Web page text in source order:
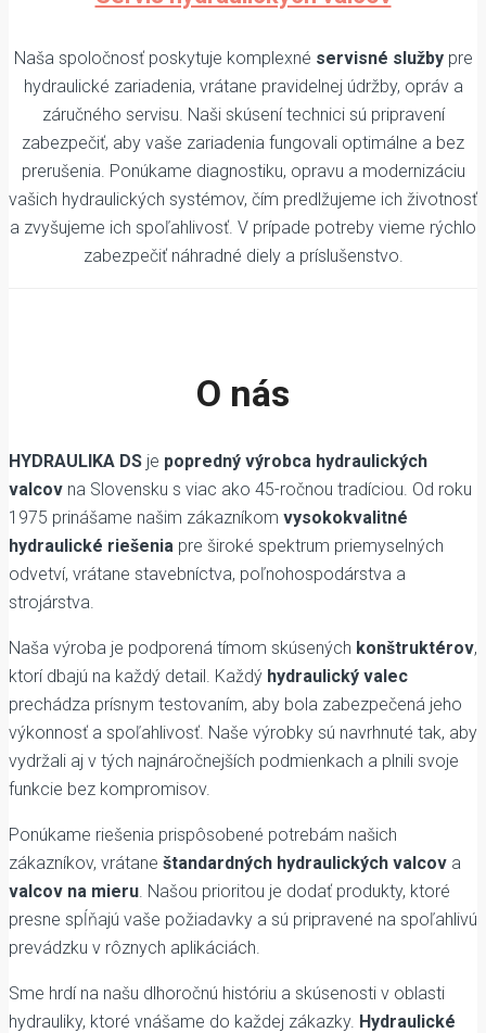
Naša spoločnosť poskytuje komplexné servisné službypre
hydraulické zariadenia, vrátane pravidelnej údržby, opráv a
záručného servisu. Naši skúsení technici sú pripravení
zabezpečiť, aby vaše zariadenia fungovali optimálne a bez
prerušenia. Ponúkame diagnostiku, opravu a modernizáciu
vašich hydraulických systémov, čím predlžujeme ich životnosť
a zvyšujeme ich spoľahlivosť. V prípade potreby vieme rýchlo
zabezpečiť náhradné diely a príslušenstvo.
O nás
HYDRAULIKA DS je popredný výrobca hydraulických
valcov na Slovensku s viac ako 45-ročnou tradíciou. Od roku
1975 prinášame našim zákazníkom vysokokvalitné
hydraulické riešenia pre široké spektrum priemyselných
odvetví, vrátane stavebníctva, poľnohospodárstva a
strojárstva.
Naša výroba je podporená tímom skúsených konštruktérov,
ktorí dbajú na každý detail. Každý hydraulický valec
prechádza prísnym testovaním, aby bola zabezpečená jeho
výkonnosť a spoľahlivosť. Naše výrobky sú navrhnuté tak, aby
vydržali aj v tých najnáročnejších podmienkach a plnili svoje
funkcie bez kompromisov.
Ponúkame riešenia prispôsobené potrebám našich
zákazníkov, vrátane štandardných hydraulických valcov a
valcov na mieru . Našou prioritou je dodať produkty, ktoré
presne spĺňajú vaše požiadavky a sú pripravené na spoľahlivú
prevádzku v rôznych aplikáciách.
Sme hrdí na našu dlhoročnú históriu a skúsenosti v oblasti
hydrauliky, ktoré vnášame do každej zákazky. Hydraulické